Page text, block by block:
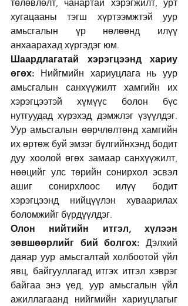
төлөвлөлт, чанартай хэрэгжилт, урт
хугацааны тэгш хүртээмжтэй уур
амьсгалын үр нөлөөнд илүү
анхаарахад хүргэдэг юм.
Шаардлагатай хэрэгцээнд хариу
өгөх: Нийгмийн хариуцлага нь уур
амьсгалын санхүүжилт хамгийн их
хэрэгцээтэй хүмүүс болон бүс
нутгуудад хүрэхэд дэмжлэг үзүүлдэг.
Уур амьсгалын өөрчлөлтөнд хамгийн
их өртөж буй эмзэг бүлгийнхэнд бодит
дуу хоолой өгөх замаар санхүүжилт,
нөөцийг улс төрийн сонирхол эсвэл
ашиг сонирхлоос илүү бодит
хэрэгцээнд нийцүүлэн хуваарилах
боломжийг бүрдүүлдэг.
Олон нийтийн итгэл, хүлээн
зөвшөөрлийг бий болгох: Дэлхий
даяар уур амьсгалтай холбоотой үйл
явц, байгууллагад итгэх итгэл хэврэг
байгаа энэ үед, уур амьсгалын үйл
ажиллагаанд нийгмийн хариуцлагыг